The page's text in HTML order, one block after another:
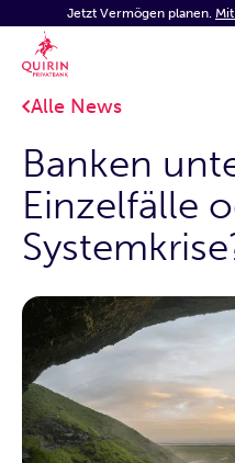
Jetzt Vermögen planen.
Alle News
Banken
Einzelfälle